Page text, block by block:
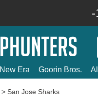
New Era Goorin Bros.
> San Jose Sharks